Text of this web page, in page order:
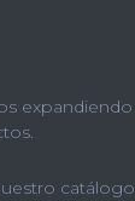
catálogo